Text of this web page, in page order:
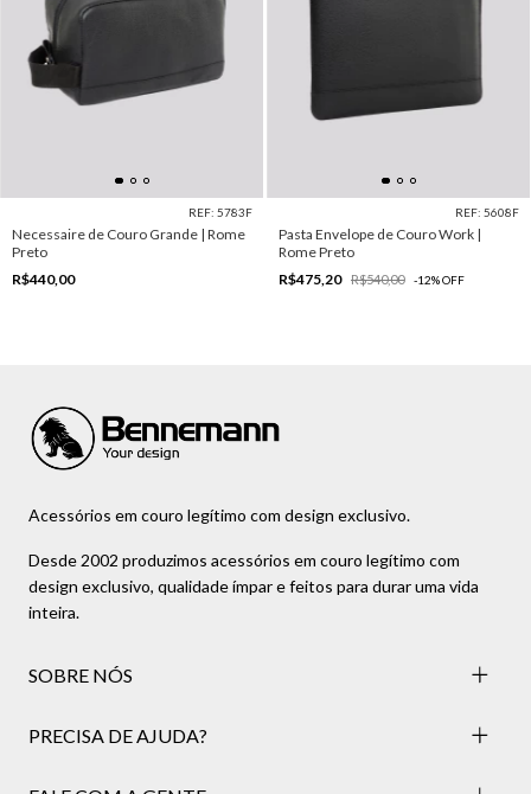
REF: 5783F
Necessaire de Couro Grande | Rome
Preto
R$440,00
REF: 5608F
Pasta Envelope de Couro Work |
Rome Preto
R$475,20
R$540,00 -12%OFF
Acessórios em couro legítimo com design exclusivo.
Desde 2002 produzimos acessórios em couro legítimo com
design exclusivo, qualidade ímpar e feitos para durar uma vida
inteira.
SOBRE NÓS
PRECISA DE AJUDA?